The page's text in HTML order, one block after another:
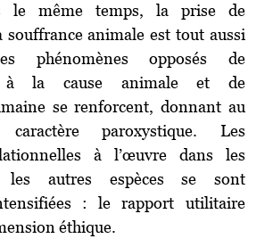
le même temps, la prise de
souffrance animale est tout aussi
phénomènes opposés de
à la cause animale et de
se renforcent, donnant au
paroxystique. Les
à l’œuvre dans les
les autres espèces se sont
: le rapport utilitaire
éthique.